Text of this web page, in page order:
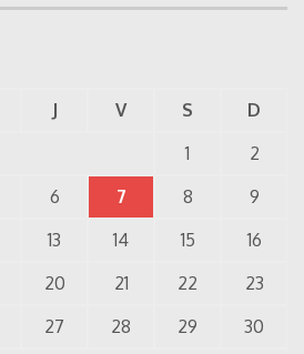
J V S
D
1
2
6 7 8
9
13 14 15
16
20 21 22
23
27 28 29
30